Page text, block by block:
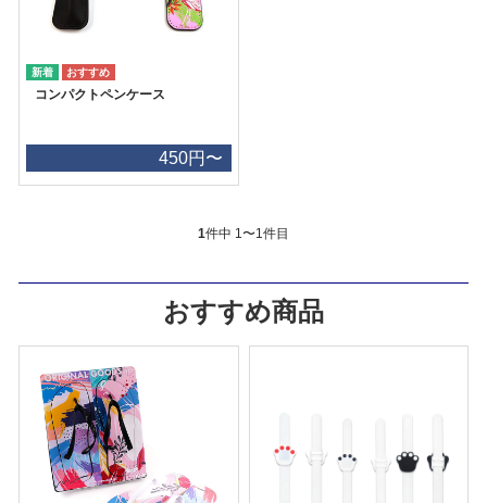
コンパクトペンケース
450円〜
1件中 1〜1件目
おすすめ商品